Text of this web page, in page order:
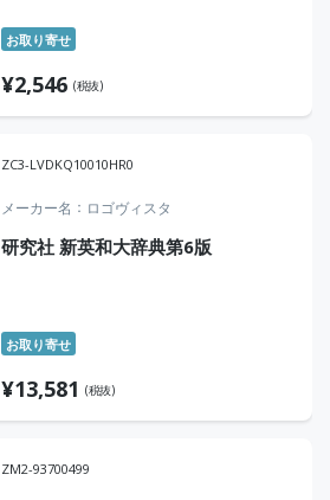
お取り寄せ
¥2,546 (税抜)
ZC3-LVDKQ10010HR0
メーカー名 ロゴヴィスタ
研究社 新英和大辞典第6版
お取り寄せ
¥13,581 (税抜)
ZM2-93700499